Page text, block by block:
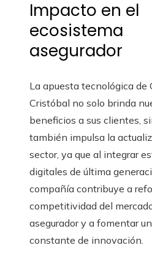
Impacto en el
ecosistema
asegurador
La apuesta tecnológica de
Cristóbal no solo brinda
beneficios a sus clientes,
también impulsa la
sector, ya que al integrar
digitales de última
compañía contribuye a
competitividad del
asegurador y a fomentar
constante de innovación.